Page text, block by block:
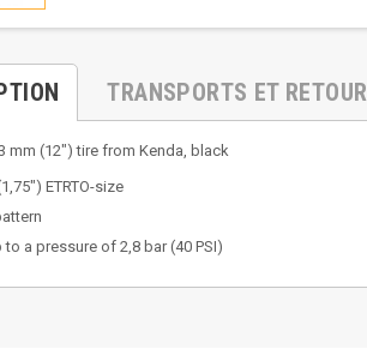
TRANSPORTS ET RETOUR
mm (12") tire from Kenda, black
ETRTO-size
a pressure of 2,8 bar (40 PSI)